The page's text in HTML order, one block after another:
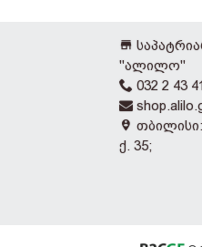
"ალილო"
032 2 43
ქ. 35;